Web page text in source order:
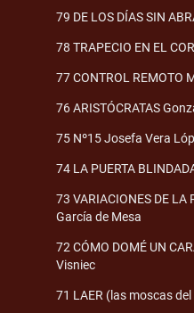
79 DE LOS DÍAS SIN
78 TRAPECIO EN EL
77 CONTROL REMOTO
76 ARISTÓCRATAS
75 Nº15 Josefa Vera
74 LA PUERTA
73 VARIACIONES DE LA
García de Mesa
72 CÓMO DOMÉ UN
Visniec
71 LAER (las moscas